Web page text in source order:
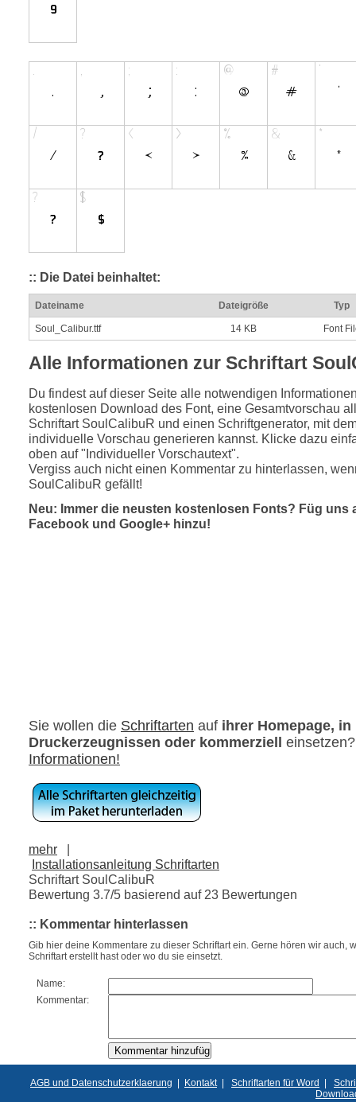
:: Die Datei beinhaltet:
Dateiname Dateigröße Typ
Soul_Calibur.ttf 14 KB Font
Alle Informationen zur Schriftart
Du findest auf dieser Seite alle notwendigen
kostenlosen Download des Font, eine Gesamtvorschau
Schriftart SoulCalibuR und einen Schriftgenerator, mit
individuelle Vorschau generieren kannst. Klicke dazu
oben auf "Individueller Vorschautext".
Vergiss auch nicht einen Kommentar zu hinterlassen,
SoulCalibuR gefällt!
Neu: Immer die neusten kostenlosen Fonts? Füg uns
Facebook und Google+ hinzu!
Sie wollen die Schriftarten auf ihrer Homepage, in
Druckerzeugnissen oder kommerziell
Informationen!
mehr
|
Installationsanleitung Schriftarten
Schriftart SoulCalibuR
Bewertung 3.7/5 basierend auf 23 Bewertungen
:: Kommentar hinterlassen
Gib hier deine Kommentare zu dieser Schriftart ein. Gerne hören wir auch,
Schriftart erstellt hast oder wo du sie einsetzt.
Name:
Kommentar:
AGB und Datenschutzerklaerung | Kontakt| Schriftarten für Word |